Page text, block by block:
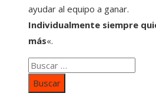
ayudar al equipo a ganar.
Individualmente siempre
más«.
Buscar: